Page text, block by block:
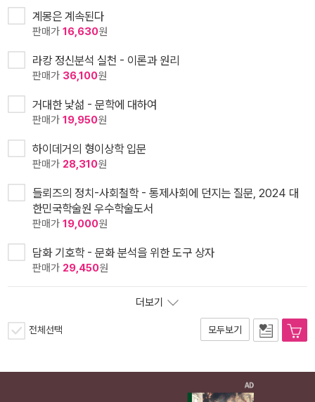
계몽은 계속된다
판매가 16,630원
라캉 정신분석 실천 - 이론과 원리
판매가 36,100원
거대한 낯섦 - 문학에 대하여
판매가 19,950원
하이데거의 형이상학 입문
판매가 28,310원
들뢰즈의 정치-사회철학 - 통제사회에 던지는 질문, 2024 대
한민국학술원 우수학술도서
판매가 19,000원
담화 기호학 - 문화 분석을 위한 도구 상자
판매가 29,450원
더보기
전체선택 모두보기